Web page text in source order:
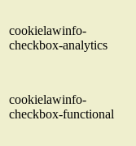
cookielawinfo-
checkbox-analytics
cookielawinfo-
checkbox-functional